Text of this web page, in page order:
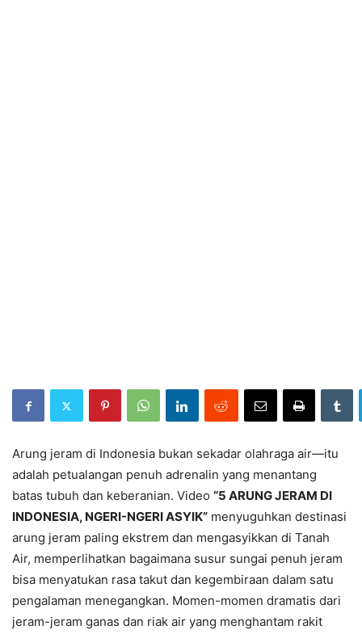
Arung jeram di Indonesia bukan sekadar olahraga air—itu
adalah petualangan penuh adrenalin yang menantang
batas tubuh dan keberanian. Video “5 ARUNG JERAM DI
INDONESIA, NGERI-NGERI ASYIK” menyuguhkan destinasi
arung jeram paling ekstrem dan mengasyikkan di Tanah
Air, memperlihatkan bagaimana susur sungai penuh jeram
bisa menyatukan rasa takut dan kegembiraan dalam satu
pengalaman menegangkan. Momen-momen dramatis dari
jeram-jeram ganas dan riak air yang menghantam rakit